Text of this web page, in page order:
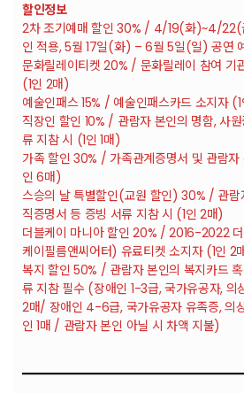
할인정보
2차 조기예매 할인 30% / 4/19(화)~4/22(
인 적용, 5월 17일(화) – 6월 5일(일) 공연
문화릴레이티켓 20% / 문화릴레이 참여 기
(1인 2매)
예술인패스 15% / 예술인패스카드 소지자 (1
직장인 할인 10% / 관람자 본인의 명함, 사
류 지참 시 (1인 1매)
가족 할인 30% / 가족관계증명서 및 관람자
인 6매)
스승의 날 특별할인(교원 할인) 30% / 관람
직증명서 등 증빙 서류 지참 시 (1인 2매)
더블케이 마니아 할인 20% / 2016-2022
케이필름앤씨어터) 유료티켓 소지자 (1인 2
복지 할인 50% / 관람자 본인의 복지카드
류 지참 필수 (장애인 1-3급, 국가유공자, 의
2매/ 장애인 4-6급, 국가유공자 유족증, 의
인 1매 / 관람자 본인 아닐 시 차액 지불)